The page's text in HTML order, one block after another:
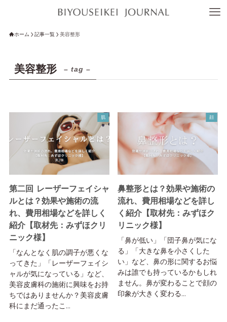
ホーム 記事一覧 美容整形
美容整形 – tag –
肌
第二回 レーザーフェイシャ
ルとは？効果や施術の流
れ、費用相場などを詳しく
紹介【取材先：みずほクリ
ニック様】
「なんとなく肌の調子が悪くな
ってきた」「レーザーフェイシ
ャルが気になっている」など、
美容皮膚科の施術に興味をお持
ちではありませんか？美容皮膚
科にまだ通ったこ...
顔
鼻整形とは？効果や施術の
流れ、費用相場などを詳し
く紹介【取材先：みずほク
リニック様】
「鼻が低い」「団子鼻が気にな
る」「大きな鼻を小さくした
い」など、鼻の形に関するお悩
みは誰でも持っているかもしれ
ません。鼻が変わることで顔の
印象が大きく変わる...